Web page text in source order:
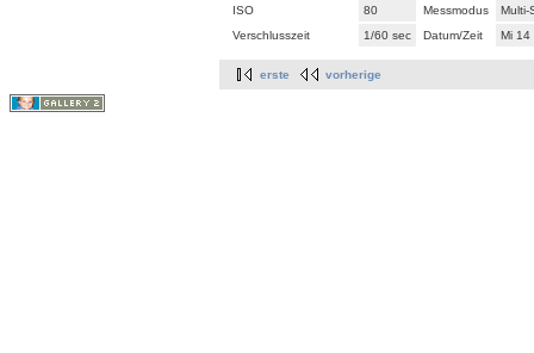
ISO
80 Messmodus
Multi-
Verschlusszeit
1/60 sec Datum/Zeit Mi 14
erste vorherige